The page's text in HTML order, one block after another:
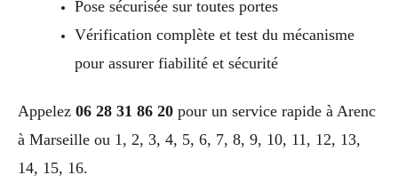
Pose sécurisée sur toutes portes
Vérification complète et test du mécanisme
pour assurer fiabilité et sécurité
Appelez 06 28 31 86 20 pour un service rapide à Arenc
à Marseille ou 1, 2, 3, 4, 5, 6, 7, 8, 9, 10, 11, 12, 13,
14, 15, 16.